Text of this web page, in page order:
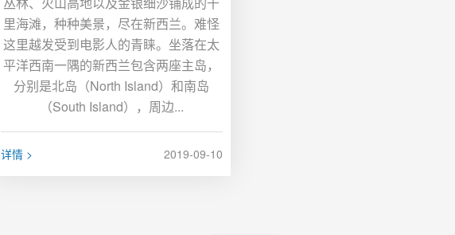
里海滩，种种美景，尽在新西兰。难怪
这里越发受到电影人的青睐。坐落在太
平洋西南一隅的新西兰包含两座主岛，
分别是北岛（North Island）和南岛
（South Island），周边...
详情 > 2019-09-10